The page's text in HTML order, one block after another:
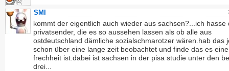
SMI
kommt der eigentlich auch wieder aus sachsen?...ich hasse
privatsender, die es so aussehen lassen als ob alle aus
ostdeutschland dämliche sozialschmarotzer wären.hab das
schon über eine lange zeit beobachtet und finde das es eine
frechheit ist.dabei ist sachsen in der pisa studie unter den
drei...